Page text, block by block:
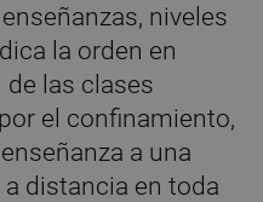
niveles
la orden en
las clases
el confinamiento,
a una
distancia en toda